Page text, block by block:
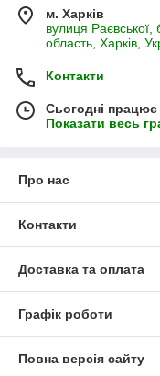
м. Харків
вулиця Раєвської,
область, Харків,
Контакти
Сьогодні
Показати весь
Про нас
Контакти
Доставка та оплата
Графік роботи
Повна версія сайту